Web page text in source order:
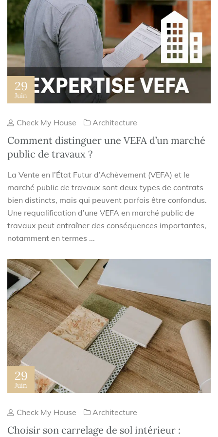
29
Juin
Check My House Architecture
Comment distinguer une VEFA d’un marché
public de travaux ?
La Vente en l’État Futur d’Achèvement (VEFA) et le
marché public de travaux sont deux types de contrats
bien distincts, mais qui peuvent parfois être confondus.
Une requalification d’une VEFA en marché public de
travaux peut entraîner des conséquences importantes,
notamment en termes ...
29
Juin
Check My House Architecture
Choisir son carrelage de sol intérieur :